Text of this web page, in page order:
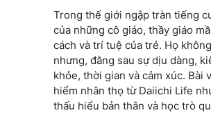
Trong thế giới ngập tràn tiếng
của những cô giáo, thầy giáo
cách và trí tuệ của trẻ. Họ
nhưng, đằng sau sự dịu dàng,
khỏe, thời gian và cảm xúc. Bài
hiểm nhân thọ từ Daiichi Life
thấu hiểu bản thân và học trò